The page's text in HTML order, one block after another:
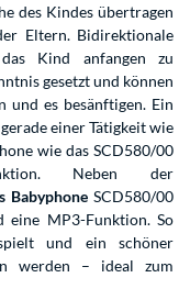
des Kindes übertragen
Eltern. Bidirektionale
Kind anfangen zu
gesetzt und können
und es besänftigen. Ein
einer Tätigkeit wie
wie das SCD580/00
Neben der
Babyphone SCD580/00
eine MP3-Funktion. So
und ein schöner
werden – ideal zum